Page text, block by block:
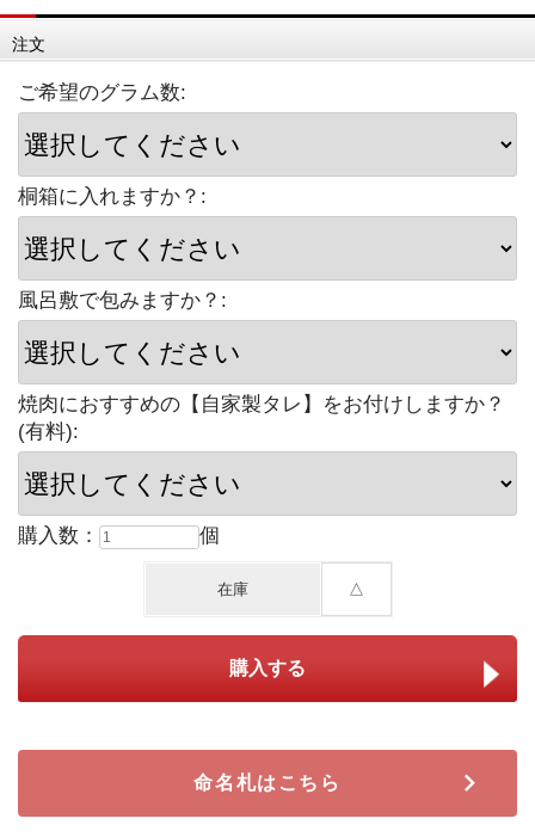
注文
ご希望のグラム数:
桐箱に入れますか？:
風呂敷で包みますか？:
焼肉におすすめの【自家製タレ】をお付けしますか？
(有料):
購入数： 個
在庫 △
命名札はこちら